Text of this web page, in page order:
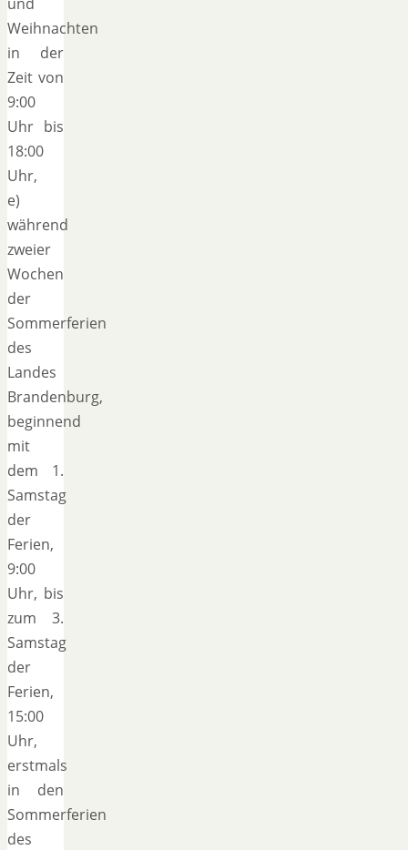
Weihnachten
in der
Zeit von
9:00
Uhr bis
18:00
Uhr,
e)
während
zweier
Wochen
der
Sommerferien
des
Landes
Brandenburg,
beginnend
mit
dem 1.
Samstag
der
Ferien,
9:00
Uhr, bis
zum 3.
Samstag
der
Ferien,
15:00
Uhr,
erstmals
in den
Sommerferien
des